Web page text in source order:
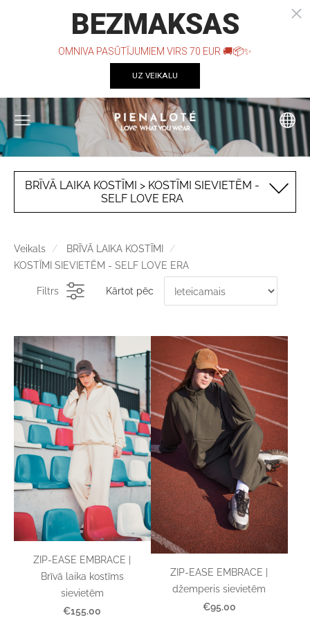
BRĪVĀ LAIKA KOSTĪMI > KOSTĪMI SIEVIETĒM -
SELF LOVE ERA
Veikals
BRĪVĀ LAIKA KOSTĪMI
KOSTĪMI SIEVIETĒM - SELF LOVE ERA
Filtrs Kārtot pēc
ZIP-EASE EMBRACE |
Brīvā laika kostīms
sievietēm
€155.00
ZIP-EASE EMBRACE |
džemperis sievietēm
€95.00